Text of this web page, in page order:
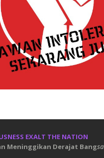
EXALT THE NATION
Meninggikan Derajat Bangsa